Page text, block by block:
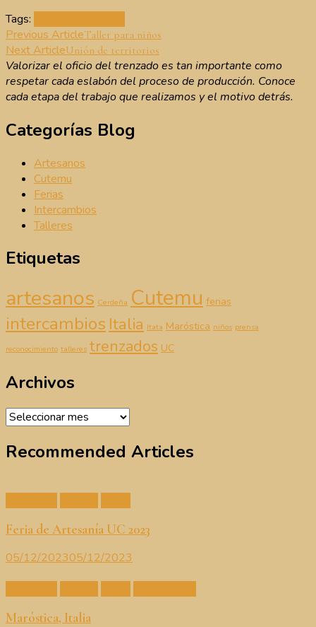
Tags:
Post
Navigation
Previous ArticleTaller para niños
Next ArticleUnión de territorios
Valorizar el oficio del trenzado es tan importante como
respetar cada eslabón del proceso de producción. Conoce
cada etapa del trabajo que realizamos y el motivo detrás.
Categorías Blog
Artesanos
Cutemu
Ferias
Intercambios
Talleres
Etiquetas
artesanos Cerdeña Cutemu ferias
intercambios Italia Itata Maróstica niños prensa
reconocimiento talleres trenzados UC
Archivos
Archivos
Recommended Articles
Feria de Artesanía UC 2023
05/12/202305/12/2023
Maróstica, Italia